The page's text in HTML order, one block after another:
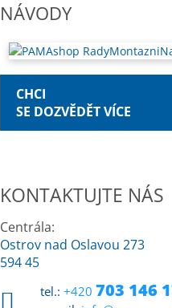
NÁVODY
CHCI
SE DOZVĚDĚT VÍCE
KONTAKTUJTE NÁS
Centrála:
Ostrov nad Oslavou 273
594 45
tel.: +420 703 146